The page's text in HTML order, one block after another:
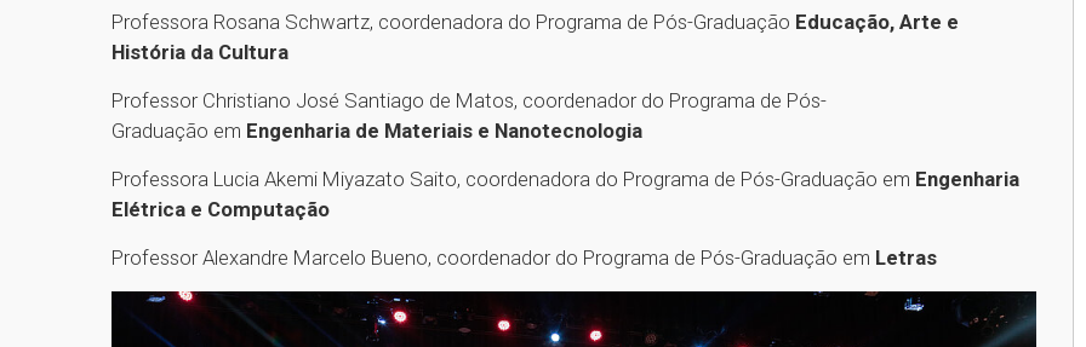
Professora Rosana Schwartz, coordenadora do Programa de Pós-Graduação Educação, Arte e
História da Cultura
Professor Christiano José Santiago de Matos, coordenador do Programa de Pós-
Graduação em Engenharia de Materiais e Nanotecnologia
Professora Lucia Akemi Miyazato Saito, coordenadora do Programa de Pós-Graduação em Engenharia
Elétrica e Computação
Professor Alexandre Marcelo Bueno, coordenador do Programa de Pós-Graduação em Letras